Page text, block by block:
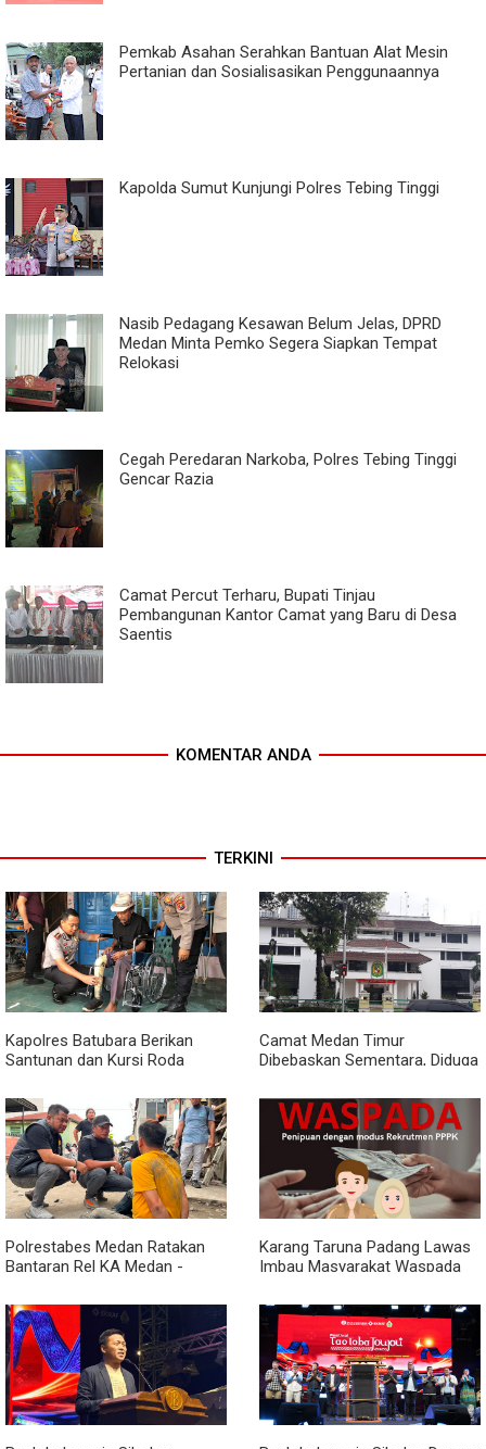
Pemkab Asahan Serahkan Bantuan Alat Mesin
Pertanian dan Sosialisasikan Penggunaannya
Kapolda Sumut Kunjungi Polres Tebing Tinggi
Nasib Pedagang Kesawan Belum Jelas, DPRD
Medan Minta Pemko Segera Siapkan Tempat
Relokasi
Cegah Peredaran Narkoba, Polres Tebing Tinggi
Gencar Razia
Camat Percut Terharu, Bupati Tinjau
Pembangunan Kantor Camat yang Baru di Desa
Saentis
KOMENTAR ANDA
TERKINI
Kapolres Batubara Berikan
Santunan dan Kursi Roda
Disabilitas
Camat Medan Timur
Dibebaskan Sementara, Diduga
Polrestabes Medan Ratakan
Bantaran Rel KA Medan -
Narkoba, Sita 3 Kg Ganja dan
Sejumlah Paket Sabu
Karang Taruna Padang Lawas
Imbau Masyarakat Waspada